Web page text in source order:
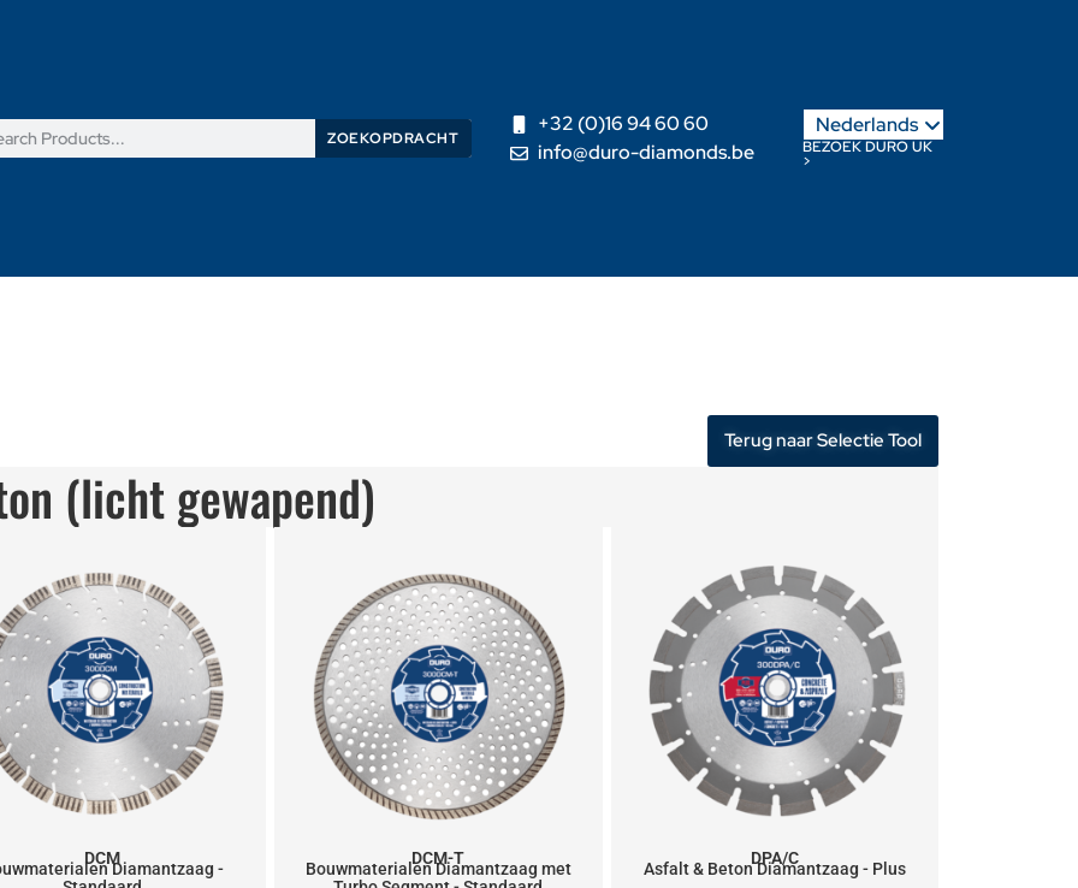
ZOEKOPDRACHT
+32 (0)16 94 60 60
info@duro-diamonds.be
Nederlands
Français
BEZOEK DURO UK
>
Terug naar Selectie Tool
(licht gewapend)
DCM
Diamantzaag -
DCM-T
Bouwmaterialen Diamantzaag met
DPA/C
Asfalt & Beton Diamantzaag - Plus